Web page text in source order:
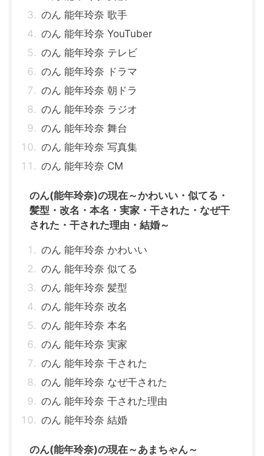
のん 能年玲奈 歌手
のん 能年玲奈 YouTuber
のん 能年玲奈 テレビ
のん 能年玲奈 ドラマ
のん 能年玲奈 朝ドラ
のん 能年玲奈 ラジオ
のん 能年玲奈 舞台
のん 能年玲奈 写真集
のん 能年玲奈 CM
のん(能年玲奈)の現在～かわいい・似てる・
髪型・改名・本名・実家・干された・なぜ干
された・干された理由・結婚～
のん 能年玲奈 かわいい
のん 能年玲奈 似てる
のん 能年玲奈 髪型
のん 能年玲奈 改名
のん 能年玲奈 本名
のん 能年玲奈 実家
のん 能年玲奈 干された
のん 能年玲奈 なぜ干された
のん 能年玲奈 干された理由
のん 能年玲奈 結婚
のん(能年玲奈)の現在～あまちゃん～